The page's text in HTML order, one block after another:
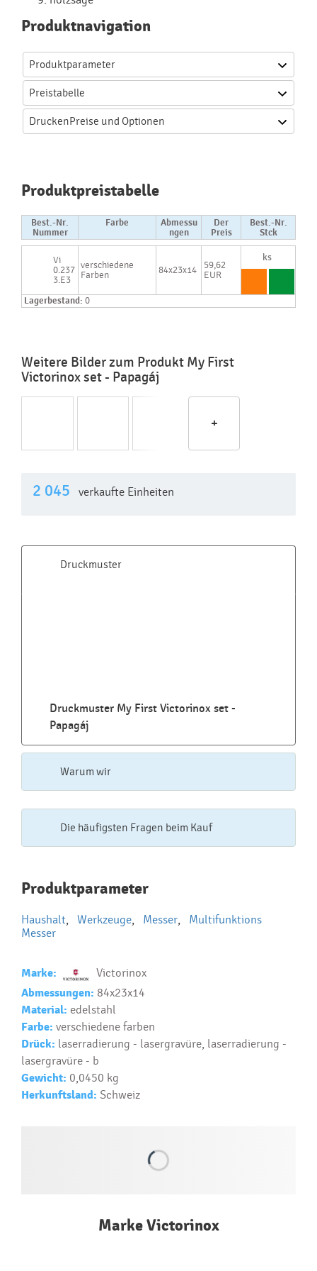
Produktnavigation
Produktparameter
Preistabelle
DruckenPreise und Optionen
Produktpreistabelle
Best.-Nr.
Nummer
Farbe
Abmessu
ngen
Der
Preis
Best.-Nr.
Stck
Vi
0.237
3.E3
verschiedene
Farben
84x23x14
59,62
EUR
Lagerbestand: 0
Weitere Bilder zum Produkt My First
Victorinox set - Papagáj
+
2 045 verkaufte Einheiten
Druckmuster
Druckmuster My First Victorinox set -
Papagáj
Warum wir
Die häufigsten Fragen beim Kauf
Najčastejšie otázky pri nákupe
reklamných predmetov
Ako realizujete potlač na reklamné premedy?
Text...
Produktparameter
Haushalt Werkzeuge Messer
Multifunktions
Messer
Marke: Victorinox
Abmessungen: 84x23x14
Material: edelstahl
Farbe: verschiedene farben
Drück: laserradierung - lasergravüre, laserradierung -
lasergravüre - b
Gewicht: 0,0450 kg
Herkunftsland: Schweiz
Marke Victorinox